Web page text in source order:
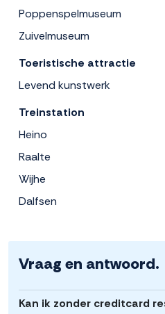
Poppenspelmuseum
Zuivelmuseum
Toeristische attractie
Levend kunstwerk
Treinstation
Heino
Raalte
Wijhe
Dalfsen
Vraag en antwoord.
Kan ik zonder creditcard